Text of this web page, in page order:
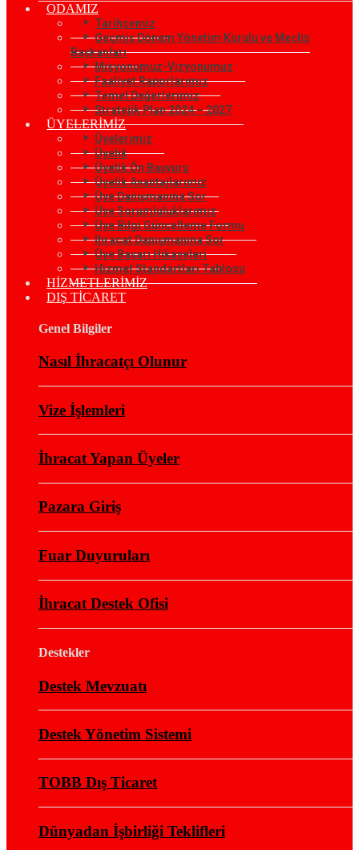
ODAMIZ
Tarihçemiz
Geçmiş Dönem Yönetim Kurulu ve Meclis
Başkanları
Misyonumuz-Vizyonumuz
Faaliyet Raporlarımız
Temel Değerlerimiz
Stratejik Plan 2024 – 2027
ÜYELERİMİZ
Üyelerimiz
Üyelik
Üyelik Ön Başvuru
Üyelik Avantajlarımız
Üye Danışmanına Sor
Üye Sorumluluklarımız
Üye Bilgi Güncelleme Formu
İhracat Danışmanına Sor
Üye Başarı Hikayeleri
Hizmet Standartları Tablosu
HİZMETLERİMİZ
DIŞ TİCARET
Genel Bilgiler
Nasıl İhracatçı Olunur
Vize İşlemleri
İhracat Yapan Üyeler
Pazara Giriş
Fuar Duyuruları
İhracat Destek Ofisi
Destekler
Destek Mevzuatı
Destek Yönetim Sistemi
TOBB Dış Ticaret
Dünyadan İşbirliği Teklifleri